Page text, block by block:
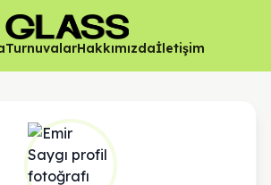
TurnuvalarHakkımızdaİletişim